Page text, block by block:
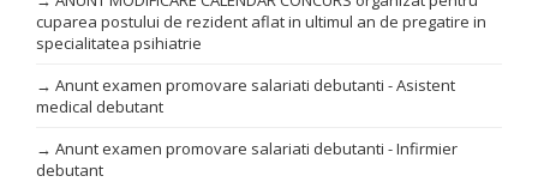
cuparea postului de rezident aflat in ultimul an de pregatire in
specialitatea psihiatrie
→ Anunt examen promovare salariati debutanti - Asistent
medical debutant
→ Anunt examen promovare salariati debutanti - Infirmier
debutant